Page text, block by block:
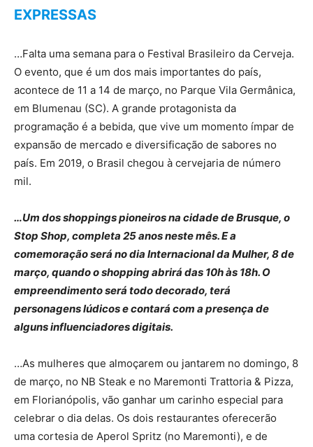
EXPRESSAS
…Falta uma semana para o Festival Brasileiro da Cerveja.
O evento, que é um dos mais importantes do país,
acontece de 11 a 14 de março, no Parque Vila Germânica,
em Blumenau (SC). A grande protagonista da
programação é a bebida, que vive um momento ímpar de
expansão de mercado e diversificação de sabores no
país. Em 2019, o Brasil chegou à cervejaria de número
mil.
…Um dos shoppings pioneiros na cidade de Brusque, o
Stop Shop, completa 25 anos neste mês. E a
comemoração será no dia Internacional da Mulher, 8 de
março, quando o shopping abrirá das 10h às 18h. O
empreendimento será todo decorado, terá
personagens lúdicos e contará com a presença de
alguns influenciadores digitais.
…As mulheres que almoçarem ou jantarem no domingo, 8
de março, no NB Steak e no Maremonti Trattoria & Pizza,
em Florianópolis, vão ganhar um carinho especial para
celebrar o dia delas. Os dois restaurantes oferecerão
uma cortesia de Aperol Spritz (no Maremonti), e de